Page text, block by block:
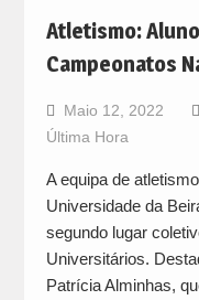
Atletismo:
Campeonatos
Maio 12, 2022
Última Hora
A equipa de
Universidade da
segundo lugar
Universitários.
Patrícia Alminhas,